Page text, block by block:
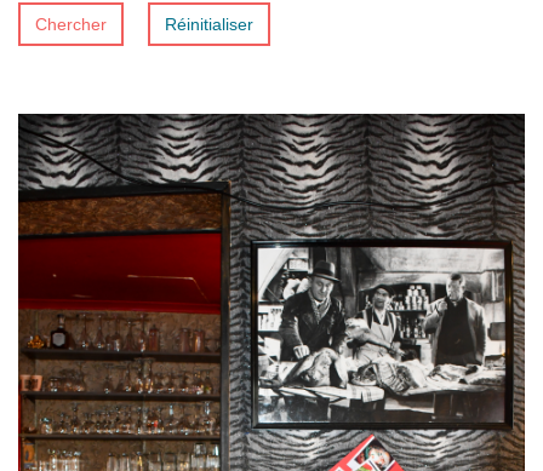
Chercher Réinitialiser